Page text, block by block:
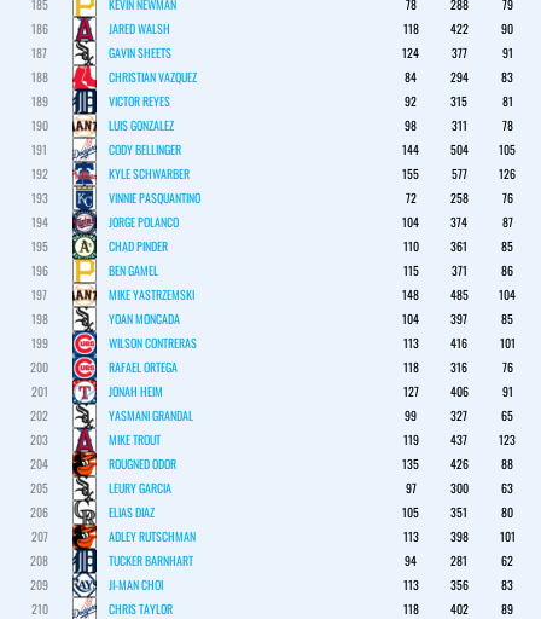
185
KEVIN NEWMAN 78 288
79
186
JARED WALSH 118 422
90
187
GAVIN SHEETS 124 377
91
188
CHRISTIAN VAZQUEZ 84 294
83
189
VICTOR REYES 92 315
81
190
LUIS GONZALEZ 98 311
78
191
CODY BELLINGER 144 504
105
192
KYLE SCHWARBER 155 577
126
193
VINNIE PASQUANTINO 72 258
76
194
JORGE POLANCO 104 374
87
195
CHAD PINDER 110 361
85
196
BEN GAMEL 115 371
86
197
MIKE YASTRZEMSKI 148 485
104
198
YOAN MONCADA 104 397
85
199
WILSON CONTRERAS 113 416
101
200
RAFAEL ORTEGA 118 316
76
201
JONAH HEIM 127 406
91
202
YASMANI GRANDAL 99 327
65
203
MIKE TROUT 119 437
123
204
ROUGNED ODOR 135 426
88
205
LEURY GARCIA 97 300
63
206
ELIAS DIAZ 105 351
80
207
ADLEY RUTSCHMAN 113 398
101
208
TUCKER BARNHART 94 281
62
209
JI-MAN CHOI 113 356
83
210
CHRIS TAYLOR 118 402
89